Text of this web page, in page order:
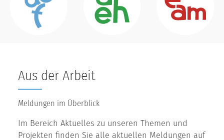
Aus der Arbeit
Meldungen im Überblick
Im Bereich Aktuelles zu unseren Themen und
Projekten finden Sie alle aktuellen Meldungen auf